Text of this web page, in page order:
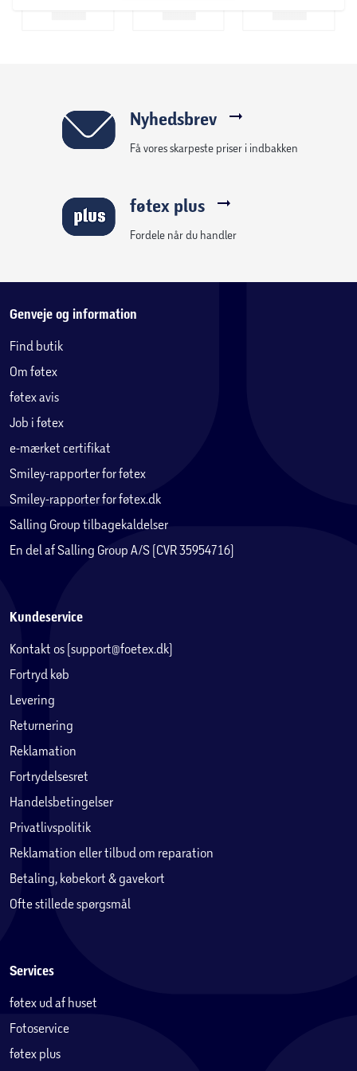
Nyhedsbrev
Få vores skarpeste priser i indbakken
føtex plus
Fordele når du handler
Genveje og information
Find butik
Om føtex
føtex avis
Job i føtex
e-mærket certifikat
Smiley-rapporter for føtex
Smiley-rapporter for føtex.dk
Salling Group tilbagekaldelser
En del af Salling Group A/S (CVR 35954716)
Kundeservice
Kontakt os (support@foetex.dk)
Fortryd køb
Levering
Returnering
Reklamation
Fortrydelsesret
Handelsbetingelser
Privatlivspolitik
Reklamation eller tilbud om reparation
Betaling, købekort & gavekort
Ofte stillede spørgsmål
Services
føtex ud af huset
Fotoservice
føtex plus